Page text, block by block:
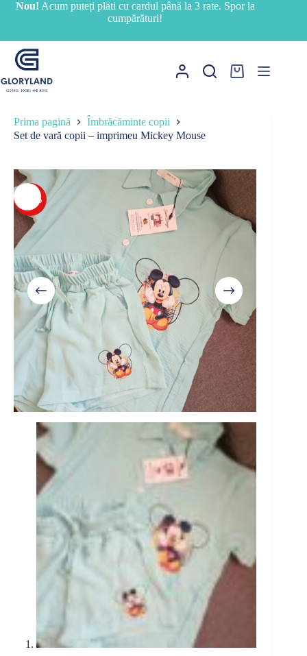
SariNou! Acum puteți plăti cu cardul până la 3 rate. Spor la
cumpărături!
Coș
Prima pagină
Îmbrăcăminte copii
Set de vară copii – imprimeu Mickey Mouse
-27%